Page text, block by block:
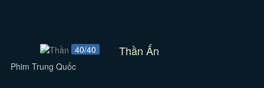
40/40 Thần Ấn
Phim Trung Quốc